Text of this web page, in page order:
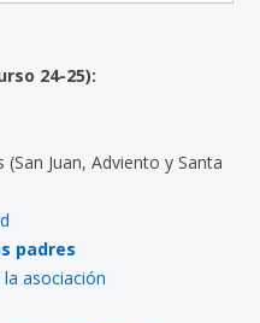
24-25):
Juan, Adviento y Santa
padres
asociación